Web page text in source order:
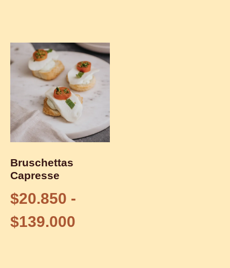
Bruschettas
Capresse
$20.850 -
$139.000